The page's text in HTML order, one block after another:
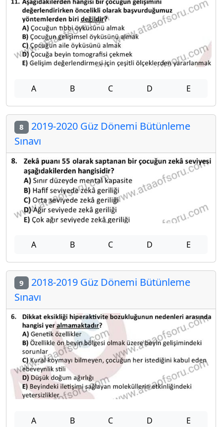
A B C D E
8 2019-2020 Güz Dönemi Bütünleme
Sınavı
A B C D E
9 2018-2019 Güz Dönemi Bütünleme
Sınavı
A B C D E